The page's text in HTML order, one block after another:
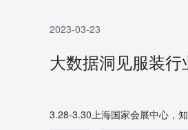
2023-03-23
大数据洞见服装